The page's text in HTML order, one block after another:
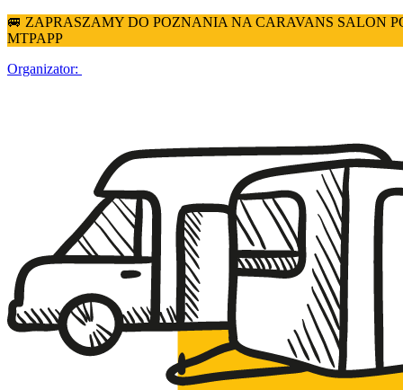
🚐 ZAPRASZAMY DO POZNANIA NA CARAVANS SALON
MTPAPP
Organizator: